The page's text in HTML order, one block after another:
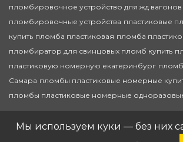
пломбировочное устройство для жд вагонов
пломбировочные устройства пластиковые
купить пломба пластиковая пломба
пломбиратор для свинцовых пломб купить
пластиковую номерную екатеринбург
Самара пломбы пластиковые номерные
пломбы пластиковые номерные
© 2020-2026 Запорно-пломбировочные
в Йошкар-Оле
Мы используем куки — без них